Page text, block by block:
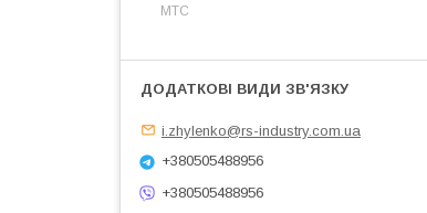
МТС
i.zhylenko@rs-industry.com.ua
+380505488956
+380505488956